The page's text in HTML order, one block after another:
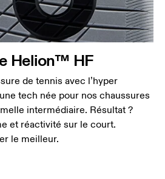
Helion™ HF
de tennis avec l’hyper
tech née pour nos chaussures
intermédiaire. Résultat ?
et réactivité sur le court.
le meilleur.